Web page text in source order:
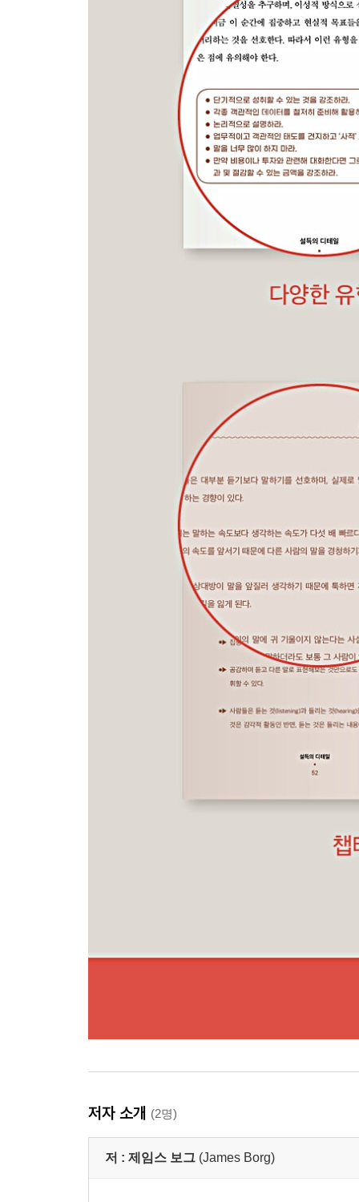
저자 소개 (2명)
저 : 제임스 보그 (James Borg)